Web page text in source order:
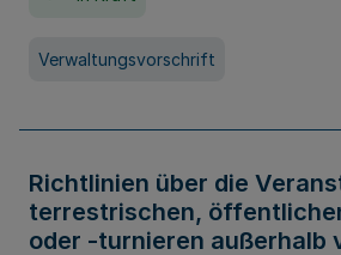
Verwaltungsvorschrift
Richtlinien über die
terrestrischen,
oder -turnieren außerhalb